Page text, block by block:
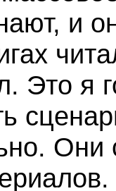
и
Это я
Они